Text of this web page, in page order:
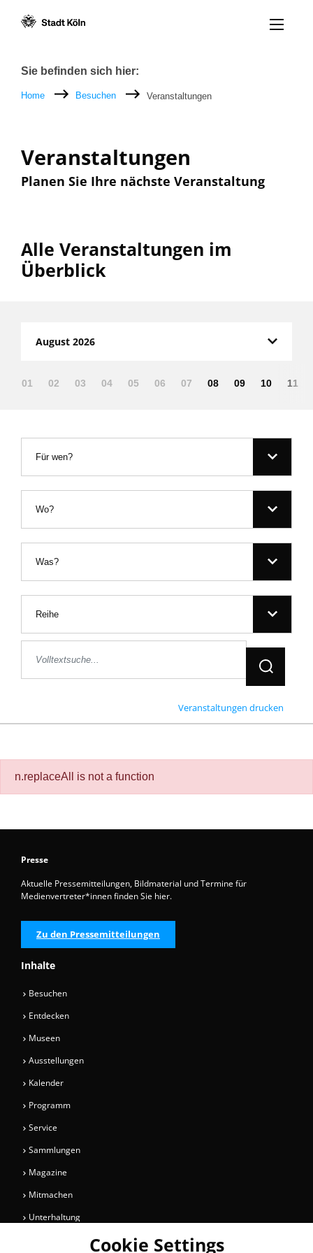
Menü
Breadcrumb
Sie befinden sich hier:
Home Besuchen Veranstaltungen
Veranstaltungen
Planen Sie Ihre nächste Veranstaltung
Alle Veranstaltungen im
Überblick
August 2026
01 02 03 04 05 06 07 08 09 10 11
Für wen?
Wo?
Was?
Reihe
Jetzt
Veranstaltungen drucken
n.replaceAll is not a function
Presse
Aktuelle Pressemitteilungen, Bildmaterial und Termine für
Medienvertreter*innen finden Sie hier.
Zu den Pressemitteilungen
Inhalte
Besuchen
Entdecken
Museen
Ausstellungen
Kalender
Programm
Service
Sammlungen
Magazine
Mitmachen
Unterhaltung
Cookie Settings